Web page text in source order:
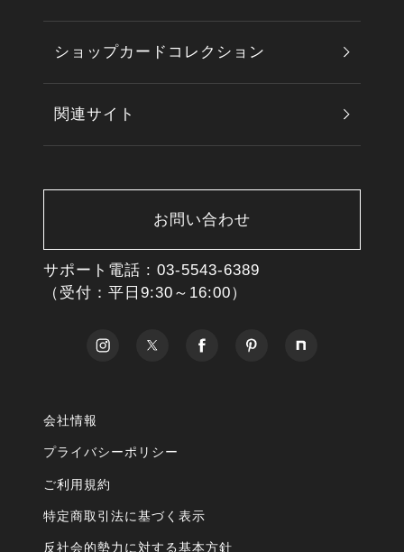
ショップカードコレクション
関連サイト
お問い合わせ
サポート電話 : 03-5543-6389
（受付：平日9:30～16:00）
会社情報
プライバシーポリシー
ご利用規約
特定商取引法に基づく表示
反社会的勢力に対する基本方針